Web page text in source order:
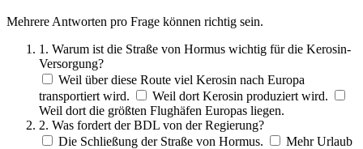
Mehrere Antworten pro Frage können richtig sein.
1. Warum ist die Straße von Hormus wichtig für die Kerosin-
Versorgung?
Weil über diese Route viel Kerosin nach Europa
transportiert wird.
Weil dort Kerosin produziert wird.
Weil dort die größten Flughäfen Europas liegen.
2. Was fordert der BDL von der Regierung?
Die Schließung der Straße von Hormus.
Mehr Urlaub